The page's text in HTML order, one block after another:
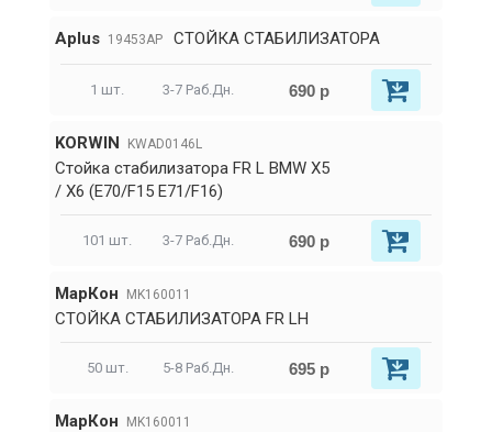
Aplus 19453AP СТОЙКА СТАБИЛИЗАТОРА
1 шт. 3-7 Раб.Дн. 690 р
KORWIN KWAD0146L
Стойка стабилизатора FR L BMW X5
/ X6 (E70/F15 E71/F16)
101 шт. 3-7 Раб.Дн. 690 р
МарКон MK160011
СТОЙКА СТАБИЛИЗАТОРА FR LH
50 шт. 5-8 Раб.Дн. 695 р
МарКон MK160011